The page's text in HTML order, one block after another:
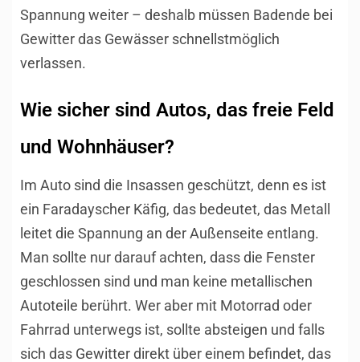
Spannung weiter – deshalb müssen Badende bei
Gewitter das Gewässer schnellstmöglich
verlassen.
Wie sicher sind Autos, das freie Feld
und Wohnhäuser?
Im Auto sind die Insassen geschützt, denn es ist
ein Faradayscher Käfig, das bedeutet, das Metall
leitet die Spannung an der Außenseite entlang.
Man sollte nur darauf achten, dass die Fenster
geschlossen sind und man keine metallischen
Autoteile berührt. Wer aber mit Motorrad oder
Fahrrad unterwegs ist, sollte absteigen und falls
sich das Gewitter direkt über einem befindet, das